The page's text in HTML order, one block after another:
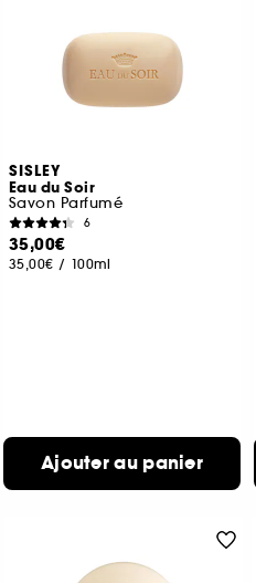
SISLEY
Eau du Soir
Savon Parfumé
6
35,00€
35,00€ / 100ml
Ajouter au panier